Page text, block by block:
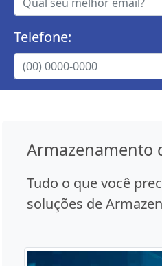
Telefone:
Armazenamento
Tudo o que você
soluções de